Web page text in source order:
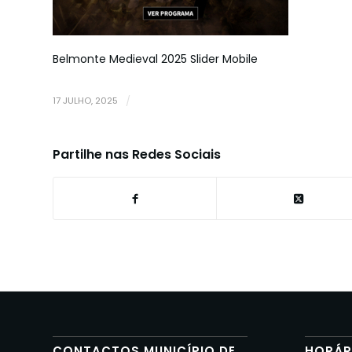
Belmonte Medieval 2025 Slider Mobile
17 JULHO, 2025 /
Partilhe nas Redes Sociais